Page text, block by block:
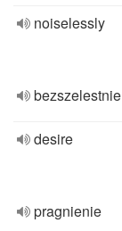
noiselessly
bezszelestnie
desire
pragnienie